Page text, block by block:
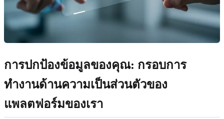
การปกป้องข้อมูลของคุณ: กรอบการ
ทำงานด้านความเป็นส่วนตัวของ
แพลตฟอร์มของเรา